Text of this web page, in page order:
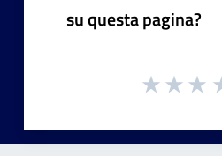
su questa pagina?